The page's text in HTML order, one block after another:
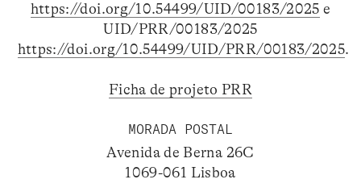
https://doi.org/10.54499/UID/00183/2025 e
UID/PRR/00183/2025
https://doi.org/10.54499/UID/PRR/00183/2025.
Ficha de projeto PRR
MORADA POSTAL
Avenida de Berna 26C
1069-061 Lisboa